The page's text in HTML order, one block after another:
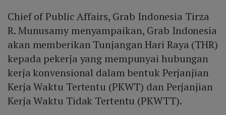
Chief of Public Affairs, Grab Indonesia Tirza
R. Munusamy menyampaikan, Grab Indonesia
akan memberikan Tunjangan Hari Raya (THR)
kepada pekerja yang mempunyai hubungan
kerja konvensional dalam bentuk Perjanjian
Kerja Waktu Tertentu (PKWT) dan Perjanjian
Kerja Waktu Tidak Tertentu (PKWTT).